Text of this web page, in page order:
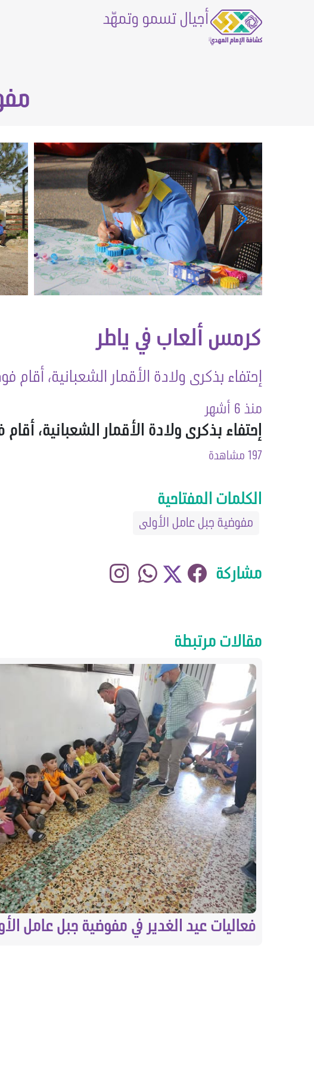
أجيال تسمو وتمهّد
كرمس ألعاب في ياطر
إحتفاء بذكرى ولادة الأقمار الشعبانية،
منذ 6 أشهر
إحتفاء بذكرى ولادة الأقمار الشعبانية،
197 مشاهدة
الكلمات المفتاحية
مفوضية جبل عامل الأولى
مشاركة
مقالات مرتبطة
فعاليات عيد الغدير في مفوضية جبل عامل